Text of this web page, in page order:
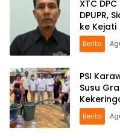
XTC
DPUPR,
ke Kejati
Berita
PSI
Susu
Berita